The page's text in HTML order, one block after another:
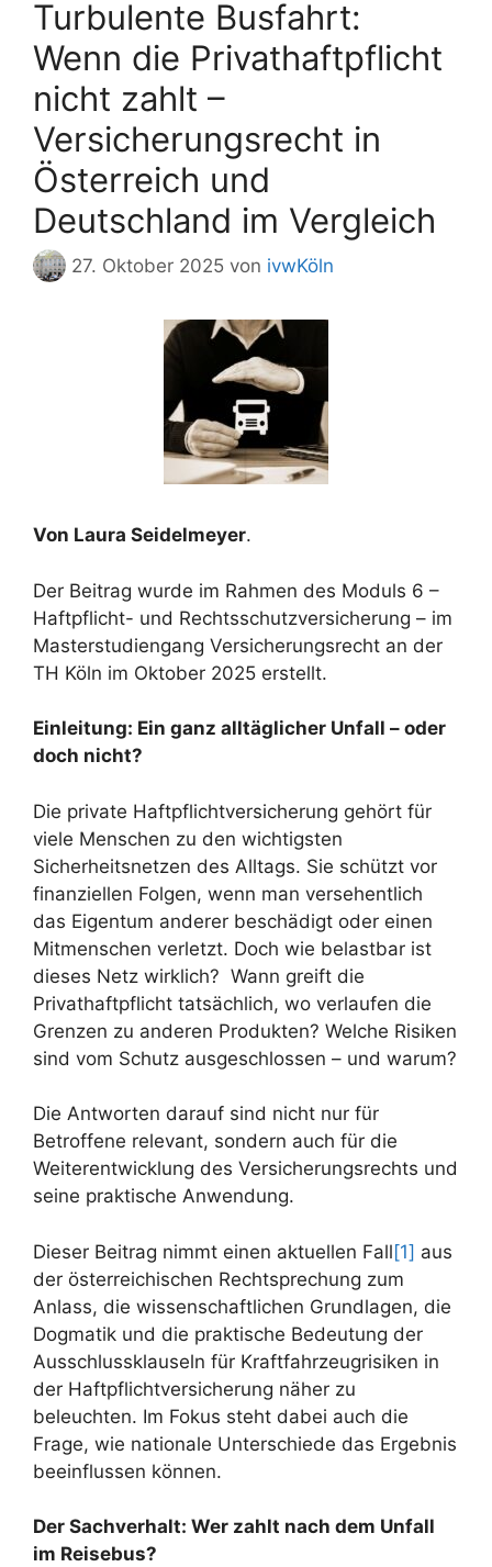
Turbulente Busfahrt:
Wenn die Privathaftpflicht
nicht zahlt –
Versicherungsrecht in
Österreich und
Deutschland im Vergleich
27. Oktober 2025 von ivwKöln
Von Laura Seidelmeyer.
Der Beitrag wurde im Rahmen des Moduls 6 –
Haftpflicht- und Rechtsschutzversicherung – im
Masterstudiengang Versicherungsrecht an der
TH Köln im Oktober 2025 erstellt.
Einleitung: Ein ganz alltäglicher Unfall – oder
doch nicht?
Die private Haftpflichtversicherung gehört für
viele Menschen zu den wichtigsten
Sicherheitsnetzen des Alltags. Sie schützt vor
finanziellen Folgen, wenn man versehentlich
das Eigentum anderer beschädigt oder einen
Mitmenschen verletzt. Doch wie belastbar ist
dieses Netz wirklich? Wann greift die
Privathaftpflicht tatsächlich, wo verlaufen die
Grenzen zu anderen Produkten? Welche Risiken
sind vom Schutz ausgeschlossen – und warum?
Die Antworten darauf sind nicht nur für
Betroffene relevant, sondern auch für die
Weiterentwicklung des Versicherungsrechts und
seine praktische Anwendung.
Dieser Beitrag nimmt einen aktuellen Fall[1] aus
der österreichischen Rechtsprechung zum
Anlass, die wissenschaftlichen Grundlagen, die
Dogmatik und die praktische Bedeutung der
Ausschlussklauseln für Kraftfahrzeugrisiken in
der Haftpflichtversicherung näher zu
beleuchten. Im Fokus steht dabei auch die
Frage, wie nationale Unterschiede das Ergebnis
beeinflussen können.
Der Sachverhalt: Wer zahlt nach dem Unfall
im Reisebus?